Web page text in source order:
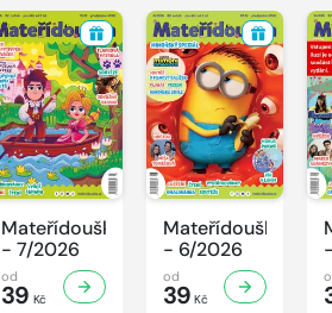
Mateřídouška
- 7/2026
od
39 Kč
Mateřídouška
- 6/2026
od
39 Kč